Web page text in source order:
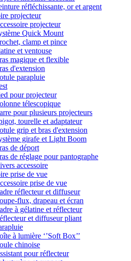
réfléchissante, or et argent
projecteur
projecteur
Quick Mount
clamp et pince
et ventouse
magique et flexible
d'extension
parapluie
pour projecteur
télescopique
pour plusieurs projecteurs
tourelle et adaptateur
grip et bras d'extension
girafe et Light Boom
de déport
de réglage pour pantographe
accessoire
prise de vue
prise de vue
réflecteur et diffuseur
flux, drapeau et écran
à gélatine et réflecteur
et diffuseur pliant
à lumière ‘’Soft Box’’
chinoise
pour réflecteur